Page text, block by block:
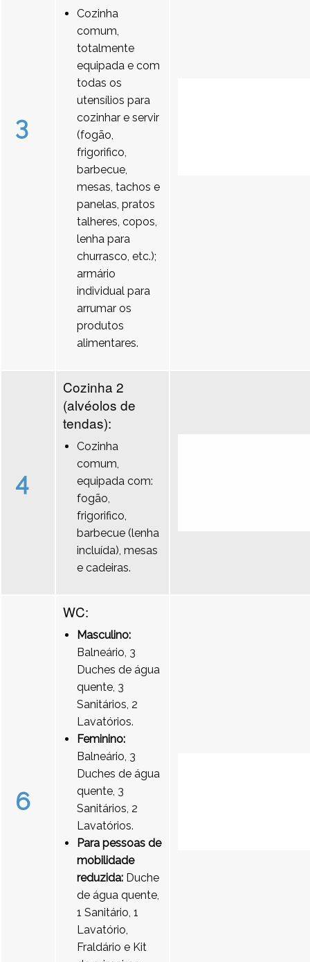
3
Cozinha
comum,
totalmente
equipada e com
todas os
utensílios para
cozinhar e servir
(fogão,
frigorifico,
barbecue,
mesas, tachos e
panelas, pratos
talheres, copos,
lenha para
churrasco, etc.);
armário
individual para
arrumar os
produtos
alimentares.
4
Cozinha 2
(alvéolos de
tendas):
Cozinha
comum,
equipada com:
fogão,
frigorifico,
barbecue (lenha
incluída), mesas
e cadeiras.
6
WC:
Masculino:
Balneário, 3
Duches de água
quente, 3
Sanitários, 2
Lavatórios.
Feminino:
Balneário, 3
Duches de água
quente, 3
Sanitários, 2
Lavatórios.
Para pessoas de
mobilidade
reduzida: Duche
de água quente,
1 Sanitário, 1
Lavatório,
Fraldário e Kit